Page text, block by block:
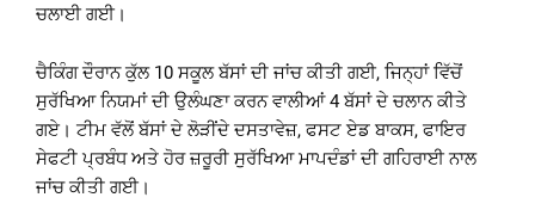
ਚਲਾਈ ਗਈ।
ਚੈਕਿੰਗ ਦੌਰਾਨ ਕੁੱਲ 10 ਸਕੂਲ ਬੱਸਾਂ ਦੀ ਜਾਂਚ ਕੀਤੀ ਗਈ, ਜਿਨ੍ਹਾਂ ਵਿੱਚੋਂ
ਸੁਰੱਖਿਆ ਨਿਯਮਾਂ ਦੀ ਉਲੰਘਣਾ ਕਰਨ ਵਾਲੀਆਂ 4 ਬੱਸਾਂ ਦੇ ਚਲਾਨ ਕੀਤੇ
ਗਏ। ਟੀਮ ਵੱਲੋਂ ਬੱਸਾਂ ਦੇ ਲੋੜੀਂਦੇ ਦਸਤਾਵੇਜ਼, ਫਸਟ ਏਡ ਬਾਕਸ, ਫਾਇਰ
ਸੇਫਟੀ ਪ੍ਰਬੰਧ ਅਤੇ ਹੋਰ ਜ਼ਰੂਰੀ ਸੁਰੱਖਿਆ ਮਾਪਦੰਡਾਂ ਦੀ ਗਹਿਰਾਈ ਨਾਲ
ਜਾਂਚ ਕੀਤੀ ਗਈ।